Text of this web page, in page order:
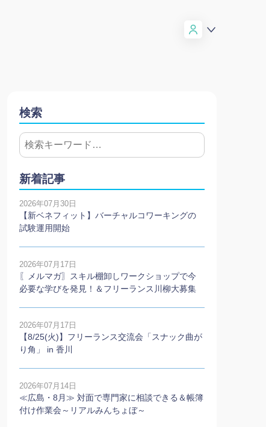
検索
新着記事
2026年07月30日
【新ベネフィット】バーチャルコワーキングの
試験運用開始
2026年07月17日
〖メルマガ〗スキル棚卸しワークショップで今
必要な学びを発見！＆フリーランス川柳大募集
2026年07月17日
【8/25(火)】フリーランス交流会「スナック曲が
り角」 in 香川
2026年07月14日
≪広島・8月≫ 対面で専門家に相談できる＆帳簿
付け作業会～リアルみんちょぼ～